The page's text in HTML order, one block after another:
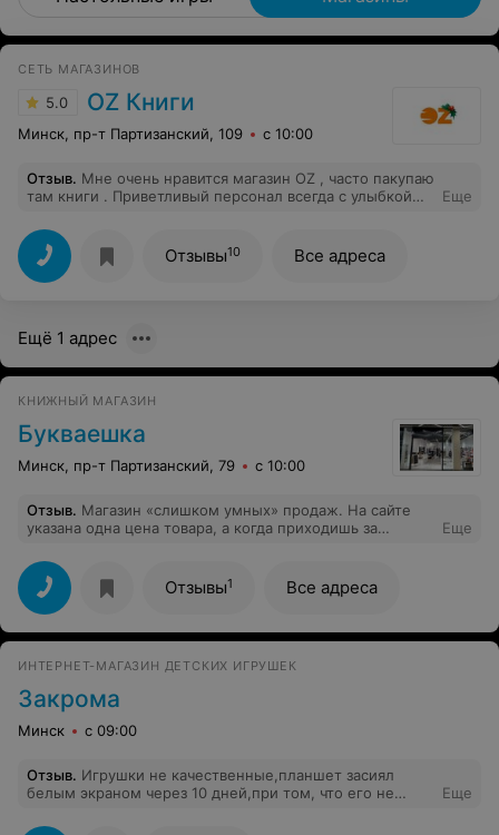
СЕТЬ МАГАЗИНОВ
5.0 OZ Книги
Минск, пр-т Партизанский, 109 с 10:00
Отзыв. Мне очень нравится магазин OZ , часто пакупаю
там книги . Приветливый персонал всегда с улыбкой
Еще
Отзывы10 Все адреса
Ещё 1 адрес
КНИЖНЫЙ МАГАЗИН
Букваешка
Минск, пр-т Партизанский, 79 с 10:00
Отзыв. Магазин «слишком умных» продаж. На сайте
указана одна цена товара, а когда приходишь за
ценник. Продавцы говорят мол «это не мы, это
политика руководства». С таким подходом далеко не
уйдете!
Еще
Отзывы1 Все адреса
ИНТЕРНЕТ-МАГАЗИН ДЕТСКИХ ИГРУШЕК
Закрома
Минск с 09:00
Отзыв. Игрушки не качественные,планшет засиял
белым экраном через 10 дней,при том, что его не
Еще